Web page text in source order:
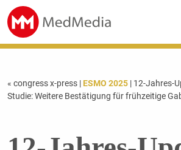
« congress x-press | ESMO 2025| 12-Jahres-
Studie: Weitere Bestätigung für frühzeitige